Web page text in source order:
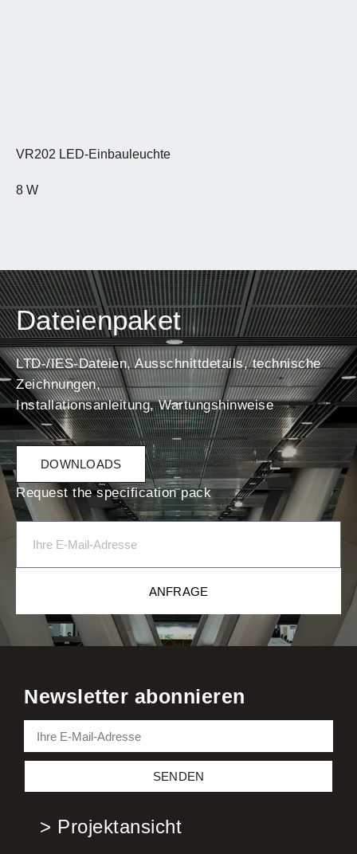
VR202 LED-Einbauleuchte
8 W
Dateienpaket
LTD-/IES-Dateien, Ausschnittdetails, technische
Zeichnungen,
Installationsanleitung, Wartungshinweise
DOWNLOADS
Request the specification pack
ANFRAGE
Newsletter abonnieren
SENDEN
> Projektansicht